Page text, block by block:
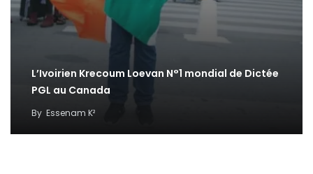
L’Ivoirien Krecoum Loevan N°1 mondial de Dictée
PGL au Canada
By Essenam K²